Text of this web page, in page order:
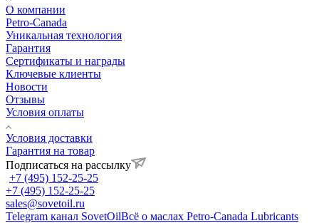
О компании
Petro-Сanada
Уникальная технология
Гарантия
Сертификаты и награды
Ключевые клиенты
Новости
Отзывы
Условия оплаты
Условия доставки
Гарантия на товар
Подписаться на рассылку
+7 (495) 152-25-25
+7 (495) 152-25-25
sales@sovetoil.ru
Telegram канал SovetOilВсё о маслах Petro-Canada Lubricants